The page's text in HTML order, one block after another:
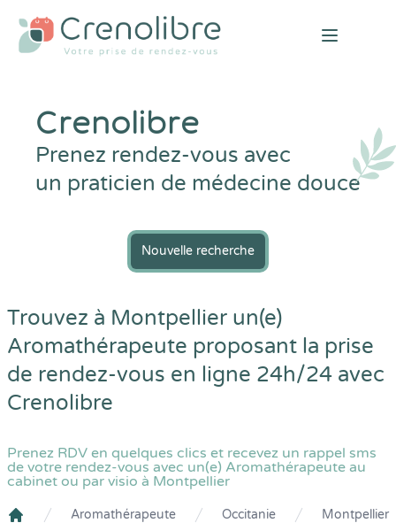
Open
Crenolibre
Prenez rendez-vous avec
un praticien de médecine douce
Nouvelle recherche
Trouvez à Montpellier un(e)
Aromathérapeute proposant la prise
de rendez-vous en ligne 24h/24 avec
Crenolibre
Prenez RDV en quelques clics et recevez un rappel sms
de votre rendez-vous avec un(e) Aromathérapeute au
cabinet ou par visio à Montpellier
Aromathérapeute Occitanie Montpellier